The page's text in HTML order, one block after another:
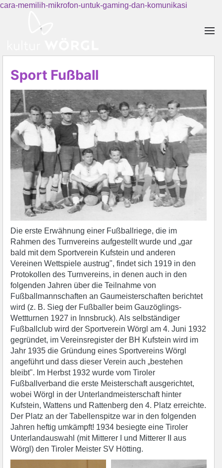
cara-memilih-mikrofon-untuk-gaming-dan-komunikasi
Sport Fußball
Die erste Erwähnung einer Fußballriege, die im
Rahmen des Turnvereins aufgestellt wurde und „gar
bald mit dem Sportverein Kufstein und anderen
Vereinen Wettspiele austrug", findet sich 1919 in den
Protokollen des Turnvereins, in denen auch in den
folgenden Jahren über die Teilnahme von
Fußballmannschaften an Gaumeisterschaften berichtet
wird (z. B. Sieg der Fußballer beim Gauzöglings-
Wettturnen 1927 in Innsbruck). Als selbständiger
Fußballclub wird der Sportverein Wörgl am 4. Juni 1932
gegründet, im Vereinsregister der BH Kufstein wird im
Jahr 1935 die Gründung eines Sportvereins Wörgl
angeführt und dass dieser Verein auch „bestehen
bleibt". Im Herbst 1932 wurde vom Tiroler
Fußballverband die erste Meisterschaft ausgerichtet,
wobei Wörgl in der Unterlandmeisterschaft hinter
Kufstein, Wattens und Rattenberg den 4. Platz erreichte.
Der Platz an der Tabellenspitze war in den folgenden
Jahren heftig umkämpft! 1934 besiegte eine Tiroler
Unterlandauswahl (mit Mitterer I und Mitterer II aus
Wörgl) den Tiroler Meister SV Hötting.